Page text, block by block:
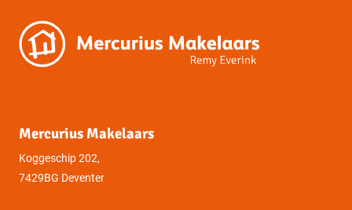
Mercurius Makelaars
Koggeschip 202,
7429BG Deventer